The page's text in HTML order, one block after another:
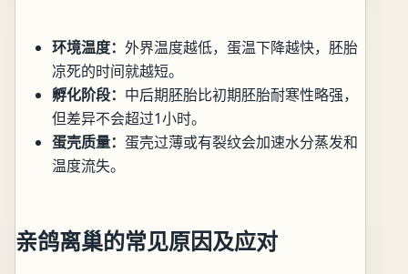
环境温度： 外界温度越低，蛋温下降越快，胚胎
凉死的时间就越短。
孵化阶段： 中后期胚胎比初期胚胎耐寒性略强，
但差异不会超过1小时。
蛋壳质量： 蛋壳过薄或有裂纹会加速水分蒸发和
温度流失。
亲鸽离巢的常见原因及应对